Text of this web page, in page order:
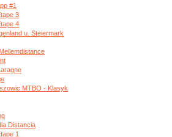
#1
3
4
u. Steiermark
MTBO - Klasyk
Distancia
1